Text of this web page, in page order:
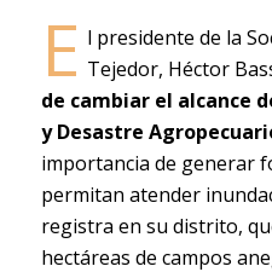
E l presidente de la
Tejedor, Héctor
de cambiar el alcance
y Desastre
importancia de generar
permitan atender
registra en su distrito,
hectáreas de campos